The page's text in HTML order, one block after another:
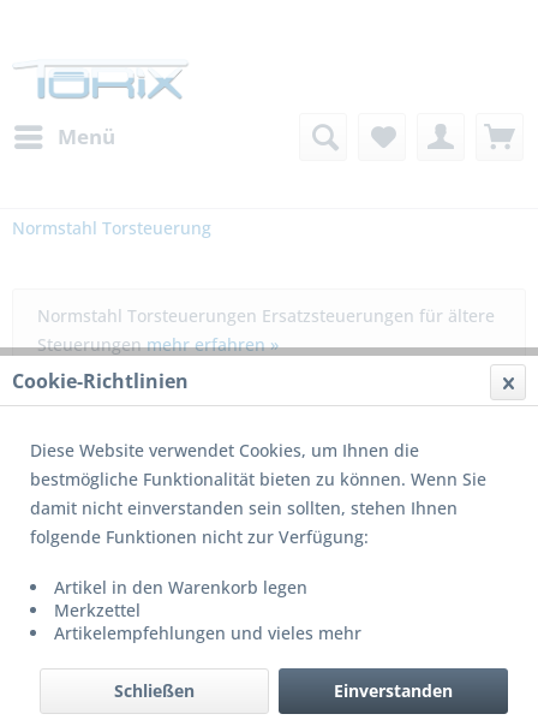
Menü
Normstahl Torsteuerung
Normstahl Torsteuerungen Ersatzsteuerungen für ältere
Steuerungenmehr erfahren »
Dieser Produkt wird nicht mehr produziert bzw. ist nicht mehr
Cookie-Richtlinien
Diese Website verwendet Cookies, um Ihnen die
bestmögliche Funktionalität bieten zu können. Wenn Sie
damit nicht einverstanden sein sollten, stehen Ihnen
folgende Funktionen nicht zur Verfügung:
Artikel in den Warenkorb legen
Merkzettel
Artikelempfehlungen und vieles mehr
Einverstanden
Schließen